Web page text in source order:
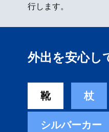
行します。
外出を安心し
靴 杖
シルバーカー